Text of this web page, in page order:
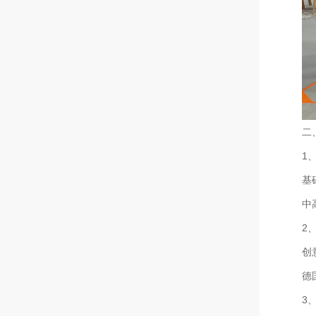
二
‌1
基
中
‌2
创
德
3